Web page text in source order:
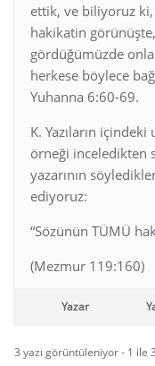
ettik, ve biliyoruz ki,
hakikatin
gördüğümüzde
herkese böylece
Yuhanna 6:60-69.
K. Yazıların
örneği inceledikten
yazarının
ediyoruz:
“Sözünün TÜMÜ
(Mezmur 119:160)
Yazar
3 yazı görüntüleniyor - 1 ile